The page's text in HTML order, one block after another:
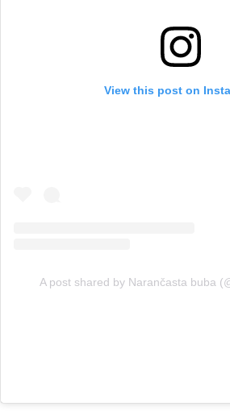
View this post on
A post shared by Narančasta buba